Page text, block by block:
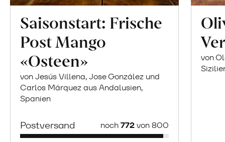
Saisonstart: Frische
Post Mango
«Osteen»
von Jesús Villena, Jose González und
Carlos Márquez aus Andalusien,
Spanien
Postversand noch772von 800
von